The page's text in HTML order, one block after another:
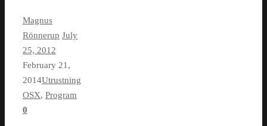
Magnus
Rönnerup July
25, 2012
February 21,
2014Utrustning
OSX, Program
0